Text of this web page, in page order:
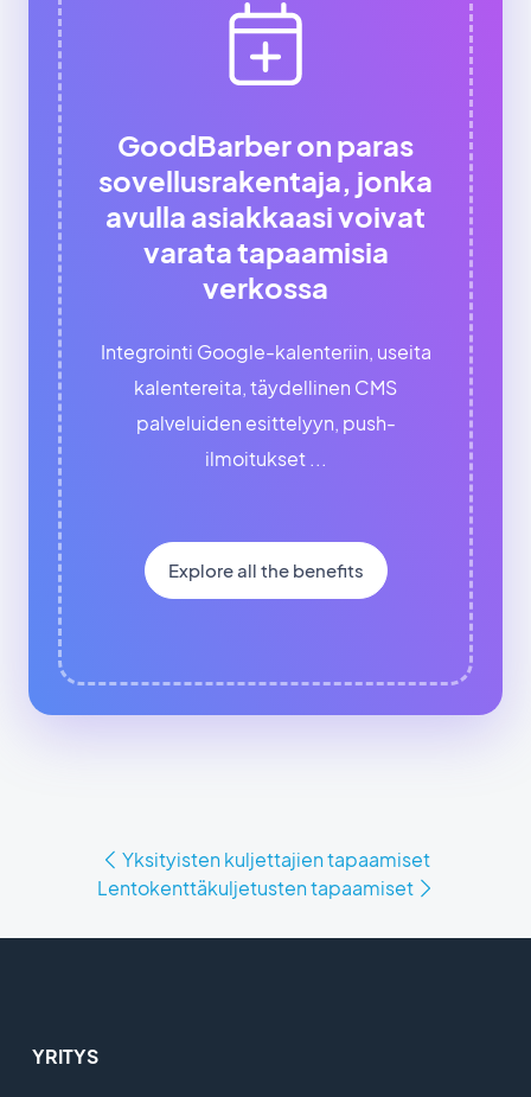
GoodBarber on paras
sovellusrakentaja, jonka
avulla asiakkaasi voivat
varata tapaamisia
verkossa
Integrointi Google-kalenteriin, useita
kalentereita, täydellinen CMS
palveluiden esittelyyn, push-
ilmoitukset ...
Explore all the benefits
Yksityisten kuljettajien tapaamiset
Lentokenttäkuljetusten tapaamiset
YRITYS